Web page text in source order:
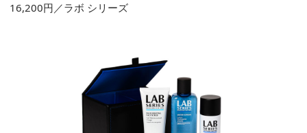
16,200円／ラボ シリーズ